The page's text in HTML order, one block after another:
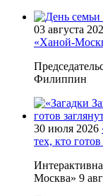
03 августа
«Ханой-
Филиппин
30 июля 2026
тех, кто
Москва» 9